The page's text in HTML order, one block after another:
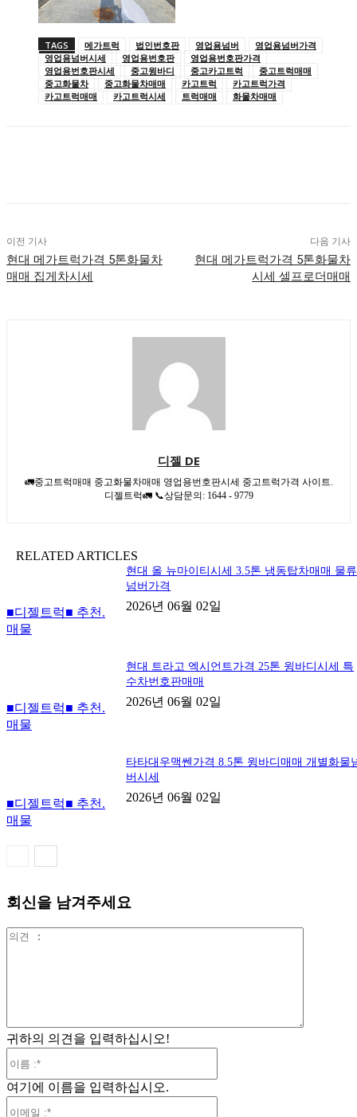
TAGS 메가트럭 법인번호판 영업용넘버
영업용넘버가격
영업용넘버시세
영업용번호판
영업용번호판가격
영업용번호판시세
중고윙바디 중고카고트럭
중고트럭매매
중고화물차
중고화물차매매 카고트럭
카고트럭가격
카고트럭매매
카고트럭시세 트럭매매 화물차매매
이전 기사
현대 메가트럭가격 5톤화물차
매매 집게차시세
다음 기사
현대 메가트럭가격 5톤화물차
시세 셀프로더매매
디젤 DE
🚛중고트럭매매 중고화물차매매 영업용번호판시세 중고트럭가격 사이트.
디젤트럭🚛 📞상담문의: 1644 - 9779
RELATED ARTICLES
■디젤트럭■ 추천.
매물
현대 올 뉴마이티시세 3.5톤 냉동탑차매매 물류
넘버가격
2026년 06월 02일
■디젤트럭■ 추천.
매물
현대 트라고 엑시언트가격 25톤 윙바디시세 특
수차번호판매매
2026년 06월 02일
■디젤트럭■ 추천.
매물
타타대우맥쎈가격 8.5톤 윙바디매매 개별화물
버시세
2026년 06월 02일
회신을 남겨주세요
귀하의 의견을 입력하십시오!
여기에 이름을 입력하십시오.